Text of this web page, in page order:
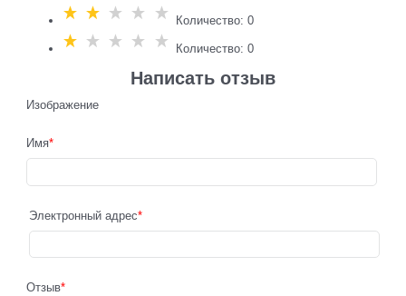
Количество: 0
Количество: 0
Написать отзыв
Изображение
Имя
Электронный адрес
Отзыв